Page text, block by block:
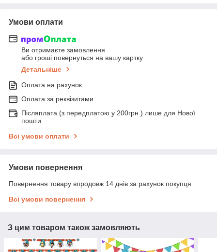
Умови оплати
Ви отримаєте замовлення
або гроші повернуться на вашу картку
Детальніше
Оплата на рахунок
Оплата за реквізитами
Післяплата (з передплатою у 200грн ) лише для Нової
пошти
Всі умови оплати
Умови повернення
Повернення товару впродовж 14 днів за рахунок покупця
Всі умови повернення
З цим товаром також замовляють